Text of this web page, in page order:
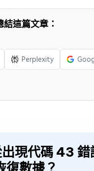
這篇文章：
Perplexity
現代碼 43 錯